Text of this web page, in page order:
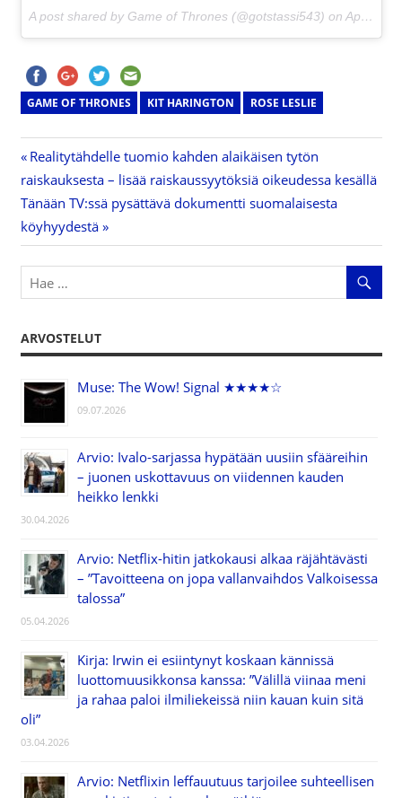
A post shared by Game of Thrones (@gotstassi543) on Apr 9, 2017 at 12:06pm PDT
GAME OF THRONES KIT HARINGTON ROSE LESLIE
Artikkelien
selaus
Previous
Post:
Realitytähdelle tuomio kahden alaikäisen tytön
raiskauksesta – lisää raiskaussyytöksiä oikeudessa kesällä
Next
Post:
Tänään TV:ssä pysättävä dokumentti suomalaisesta
köyhyydestä
ARVOSTELUT
Muse: The Wow! Signal ★★★★☆
09.07.2026
Arvio: Ivalo-sarjassa hypätään uusiin sfääreihin
– juonen uskottavuus on viidennen kauden
heikko lenkki
30.04.2026
Arvio: Netflix-hitin jatkokausi alkaa räjähtävästi
– ”Tavoitteena on jopa vallanvaihdos Valkoisessa
talossa”
05.04.2026
Kirja: Irwin ei esiintynyt koskaan kännissä
luottomuusikkonsa kanssa: ”Välillä viinaa meni
ja rahaa paloi ilmiliekeissä niin kauan kuin sitä
oli”
03.04.2026
Arvio: Netflixin leffauutuus tarjoilee suhteellisen